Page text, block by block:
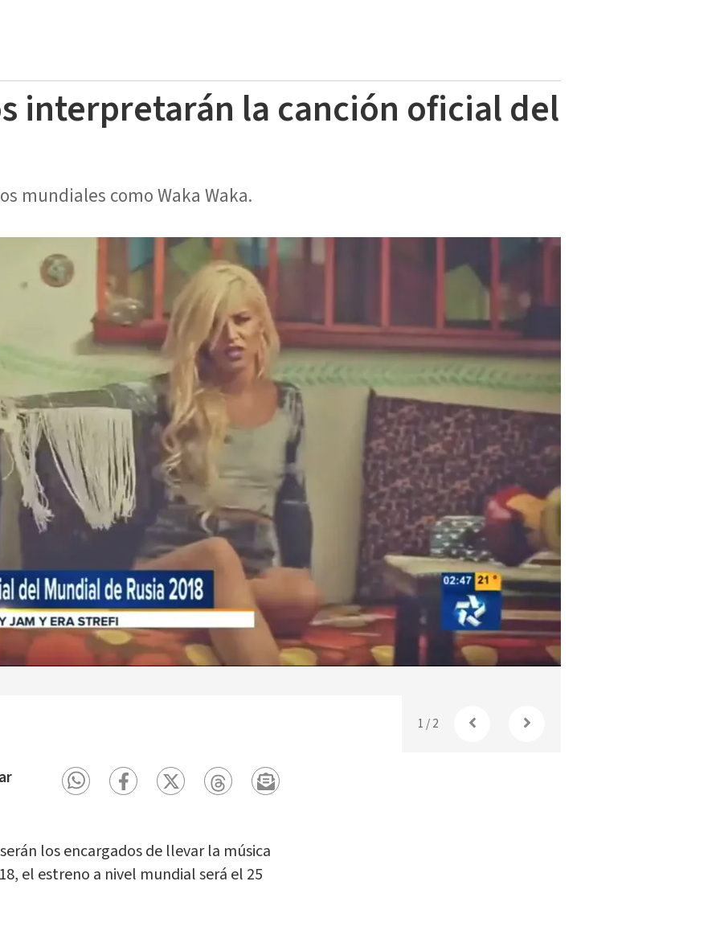
interpretarán la canción oficial del
mundiales como Waka Waka.
1 /2
los encargados de llevar la música
el estreno a nivel mundial será el 25